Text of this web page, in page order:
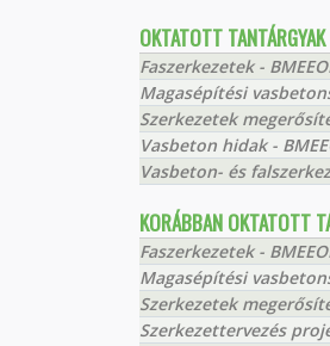
OKTATOTT TANTÁRGYAK
Faszerkezetek -
Magasépítési
Szerkezetek
Vasbeton hidak -
Vasbeton- és
KORÁBBAN OKTATOTT
Faszerkezetek -
Magasépítési
Szerkezetek
Szerkezettervezés